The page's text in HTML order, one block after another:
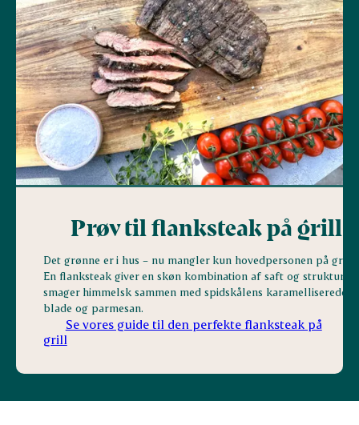
Prøv til flanksteak på grill
Det grønne er i hus – nu mangler kun hovedpersonen på
En flanksteak giver en skøn kombination af saft og struktur og
smager himmelsk sammen med spidskålens karamelliserede
blade og parmesan.
Se vores guide til den perfekte flanksteak på
grill